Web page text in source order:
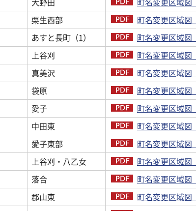
栗生西部
町名変更区域図
あすと長町（1）
町名変更区域図
上谷刈
町名変更区域図
真美沢
町名変更区域図
袋原
町名変更区域図
愛子
町名変更区域図
中田東
町名変更区域図
愛子東部
町名変更区域図
上谷刈・八乙女
町名変更区域図
落合
町名変更区域図
郡山東
町名変更区域図